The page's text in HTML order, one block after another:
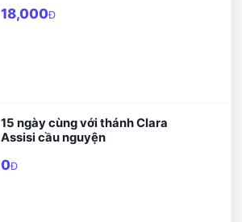
18,000Đ
15 ngày cùng với thánh Clara
Assisi cầu nguyện
0Đ